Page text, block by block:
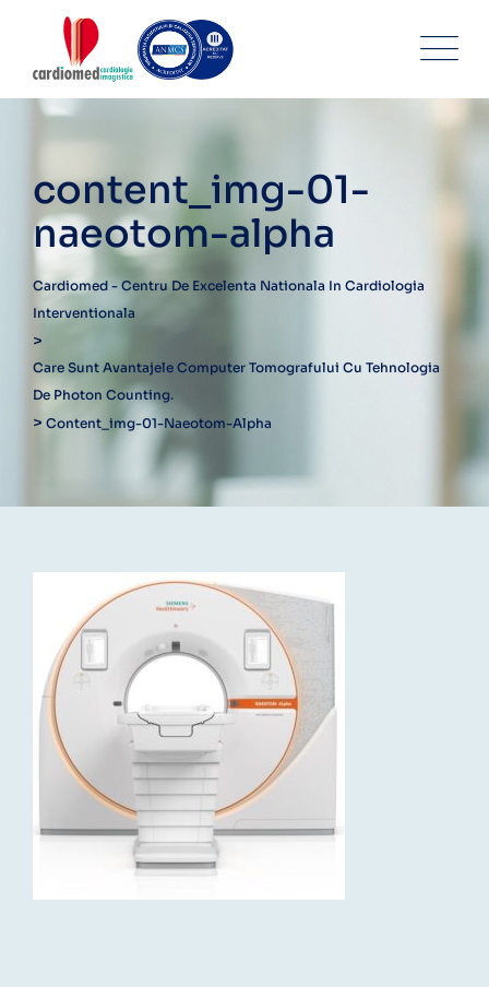
content
content_img-01-
naeotom-alpha
Cardiomed - Centru De Excelenta Nationala In Cardiologia
Interventionala
>
Care Sunt Avantajele Computer Tomografului Cu Tehnologia
De Photon Counting.
> Content_img-01-Naeotom-Alpha